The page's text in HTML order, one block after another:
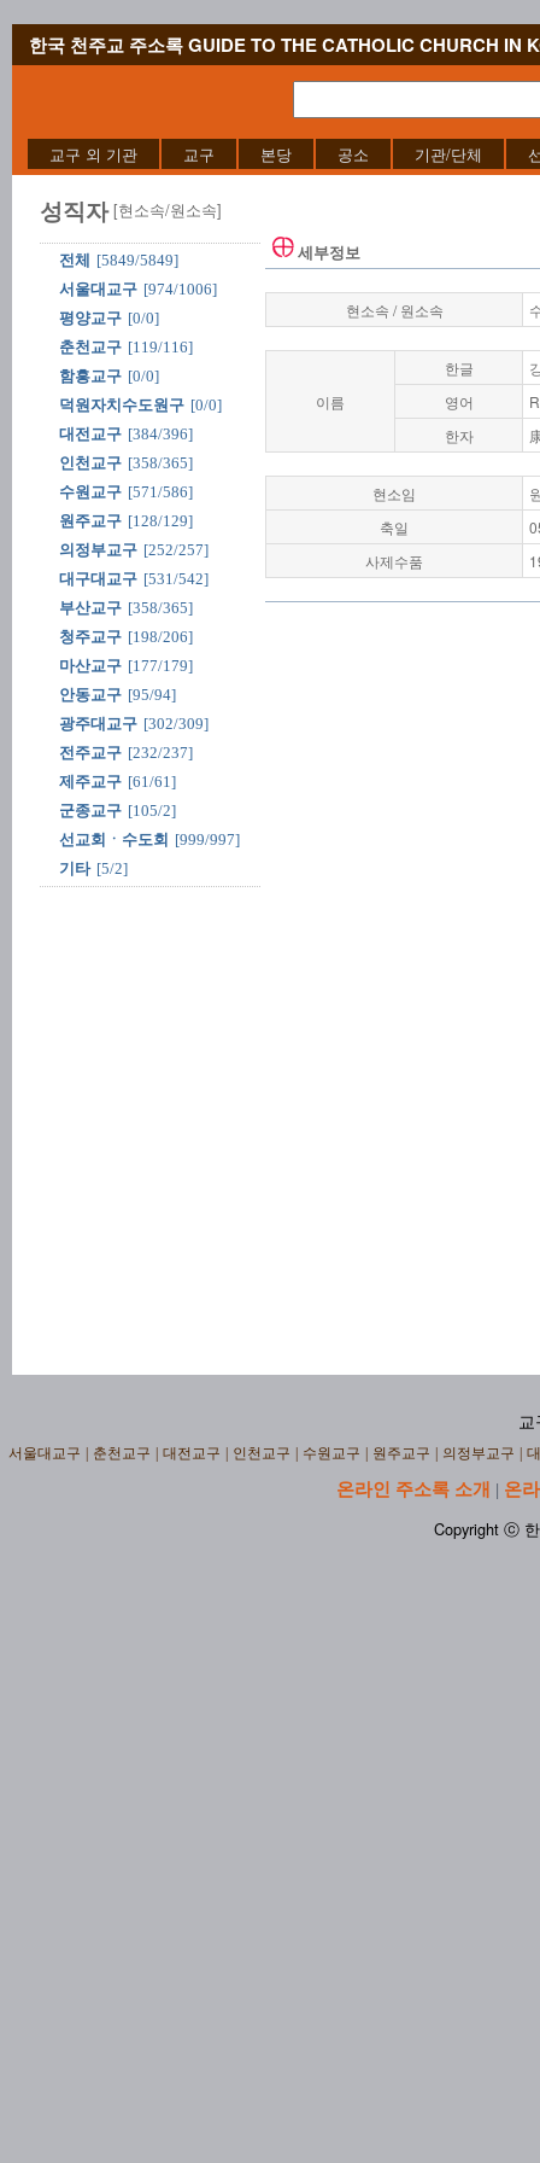
한국 천주교 주소록 GUIDE TO THE CATHOLIC CHURCH IN
교구 외 기관 교구 본당 공소 기관/단체
성직자 [현소속/원소속]
전체
[5849/5849]
서울대교구 [974/1006]
평양교구 [0/0]
춘천교구 [119/116]
함흥교구 [0/0]
덕원자치수도원구 [0/0]
대전교구 [384/396]
인천교구 [358/365]
수원교구 [571/586]
원주교구 [128/129]
의정부교구 [252/257]
대구대교구 [531/542]
부산교구 [358/365]
청주교구 [198/206]
마산교구 [177/179]
안동교구 [95/94]
광주대교구 [302/309]
전주교구 [232/237]
제주교구 [61/61]
군종교구 [105/2]
선교회ㆍ수도회 [999/997]
기타 [5/2]
세부정보
현소속 / 원소속
이름
한글
영어
한자
현소임
축일
사제수품
교
서울대교구 춘천교구 대전교구 인천교구 수원교구 원주교구 의정부교구
온라인 주소록 소개 | 온
Copyright ⓒ